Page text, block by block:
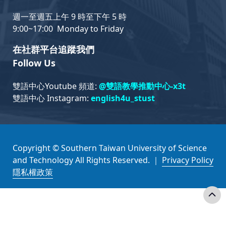
週一至週五上午 9 時至下午 5 時
9:00~17:00 Monday to Friday
在社群平台追蹤我們
Follow Us
雙語中心Youtube 頻道: @雙語教學推動中心-x3t
雙語中心 Instagram: english4u_stust
Copyright © Southern Taiwan University of Science
and Technology All Rights Reserved. ｜ Privacy Policy
隱私權政策